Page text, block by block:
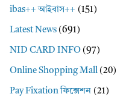
ibas++ আইবাস++ (151)
Latest News (691)
NID CARD INFO (97)
Online Shopping Mall (20)
Pay Fixation ফিক্সেশন (21)